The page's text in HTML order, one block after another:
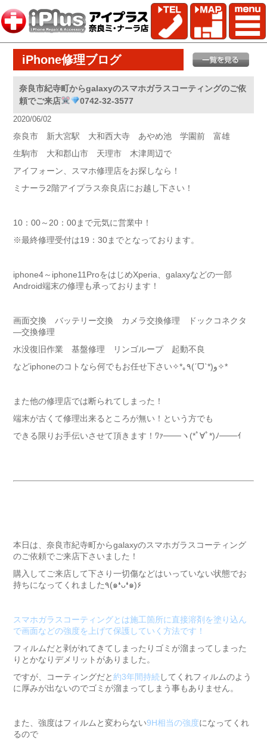
iPhone修理ブログ
奈良市紀寺町からgalaxyのスマホガラスコーティングのご依
頼でご来店
0742-32-3577
2020/06/02
奈良市 新大宮駅 大和西大寺 あやめ池 学園前 富雄
生駒市 大和郡山市 天理市 木津周辺で
アイフォーン、スマホ修理店をお探しなら！
ミナーラ2階アイプラス奈良店にお越し下さい！
10：00～20：00まで元気に営業中！
※最終修理受付は19：30までとなっております。
iphone4～iphone11ProをはじめXperia、galaxyなどの一部
Android端末の修理も承っております！
画面交換 バッテリー交換 カメラ交換修理 ドックコネクタ
―交換修理
水没復旧作業 基盤修理 リンゴループ 起動不良
などiphoneのコトなら何でもお任せ下さい✧*｡٩(ˊᗜˋ*)و✧*
また他の修理店では断られてしまった！
端末が古くて修理出来るところが無い！という方でも
できる限りお手伝いさせて頂きます！ﾜｧ───ヽ(*ﾟ∀ﾟ*)ﾉ───ｲ
本日は、奈良市紀寺町からgalaxyのスマホガラスコーティング
のご依頼でご来店下さいました！
購入してご来店して下さり一切傷などはいっていない状態でお
持ちになってくれました٩(๑❛ᴗ❛๑)۶
スマホガラスコーティングとは施工箇所に直接溶剤を塗り込ん
で画面などの強度を上げて保護していく方法です！
フィルムだと剥がれてきてしまったりゴミが溜まってしまった
りとかなりデメリットがありました。
ですが、コーティングだと約3年間持続してくれフィルムのよう
に厚みが出ないのでゴミが溜まってしまう事もありません。
また、強度はフィルムと変わらない9H相当の強度になってくれ
るので